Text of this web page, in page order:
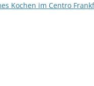
Kochen im Centro